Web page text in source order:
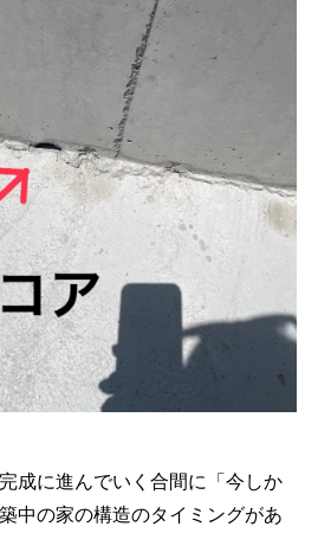
成に進んでいく合間に「今しか
中の家の構造のタイミングがあ